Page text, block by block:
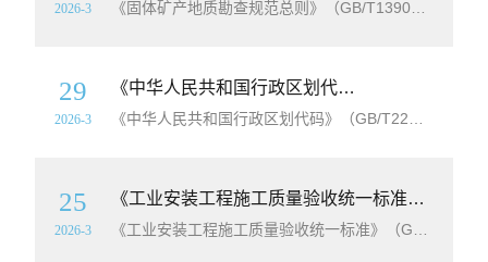
2026-3
29
2026-3
《中华人民共和国行政区划代码》（GB/T2260-2007）【附2016年第1号修改单】【全文附高清无水印PDF+Word版下载】
25
2026-3
《工业安装工程施工质量验收统一标准》（GB/T50252-2018）【全文附高清无水印PDF+Word版下载】